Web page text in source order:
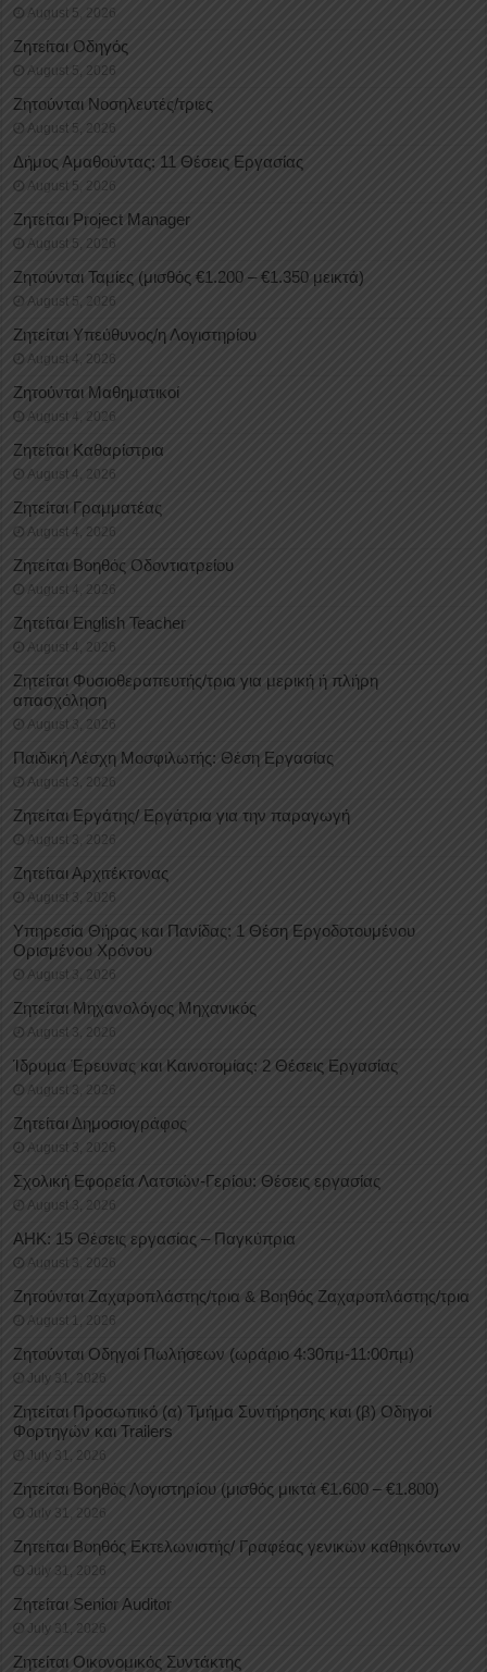
August 5, 2026
Ζητείται Οδηγός
August 5, 2026
Ζητούνται Νοσηλευτές/τριες
August 5, 2026
Δήμος Αμαθούντας: 11 Θέσεις Εργασίας
August 5, 2026
Ζητείται Project Manager
August 5, 2026
Ζητούνται Ταμίες (μισθός €1.200 – €1.350 μεικτά)
August 5, 2026
Ζητείται Υπεύθυνος/η Λογιστηρίου
August 4, 2026
Ζητούνται Μαθηματικοί
August 4, 2026
Ζητείται Καθαρίστρια
August 4, 2026
Ζητείται Γραμματέας
August 4, 2026
Ζητείται Βοηθός Οδοντιατρείου
August 4, 2026
Ζητείται English Teacher
August 4, 2026
Ζητείται Φυσιοθεραπευτής/τρια για μερική ή πλήρη
απασχόληση
August 3, 2026
Παιδική Λέσχη Μοσφιλωτής: Θέση Εργασίας
August 3, 2026
Ζητείται Εργάτης/ Εργάτρια για την παραγωγή
August 3, 2026
Ζητείται Αρχιτέκτονας
August 3, 2026
Υπηρεσία Θήρας και Πανίδας: 1 Θέση Eργοδοτουμένου
Oρισμένου Xρόνου
August 3, 2026
Ζητείται Μηχανολόγος Μηχανικός
August 3, 2026
Ίδρυμα Έρευνας και Καινοτομίας: 2 Θέσεις Εργασίας
August 3, 2026
Ζητείται Δημοσιογράφος
August 3, 2026
Σχολική Εφορεία Λατσιών-Γερίου: Θέσεις εργασίας
August 3, 2026
ΑΗΚ: 15 Θέσεις εργασίας – Παγκύπρια
August 3, 2026
Ζητούνται Ζαχαροπλάστης/τρια & Βοηθός Ζαχαροπλάστης/τρια
August 1, 2026
Ζητούνται Οδηγοί Πωλήσεων (ωράριο 4:30πμ-11:00πμ)
July 31, 2026
Ζητείται Προσωπικό (α) Τμήμα Συντήρησης και (β) Οδηγοί
Φορτηγών και Trailers
July 31, 2026
Ζητείται Βοηθός Λογιστηρίου (μισθός μικτά €1.600 – €1.800)
July 31, 2026
Ζητείται Βοηθός Εκτελωνιστής/ Γραφέας γενικών καθηκόντων
July 31, 2026
Ζητείται Senior Auditor
July 31, 2026
Ζητείται Οικονομικός Συντάκτης